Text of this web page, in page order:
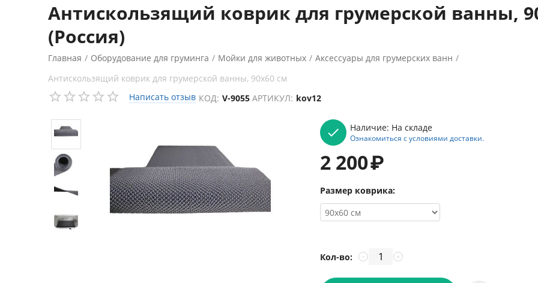
Антискользящий коврик для грумерской ванны,
(Россия)
Главная / Оборудование для груминга / Мойки для животных / Аксессуары для грумерских ванн /
Антискользящий коврик для грумерской ванны, 90х60 см
Написать отзыв КОД: V-9055 АРТИКУЛ: kov12
Наличие: На складе
Ознакомиться с условиями доставки.
2 200₽
Размер коврика:
Кол-во: +
−